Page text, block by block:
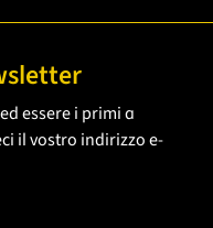
essere i primi a
il vostro indirizzo e-